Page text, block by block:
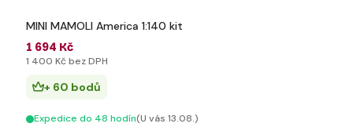
MINI MAMOLI America 1:140 kit
1 694 Kč
1 400 Kč bez DPH
+ 60 bodů
Expedice do 48 hodín(U vás 13.08.)